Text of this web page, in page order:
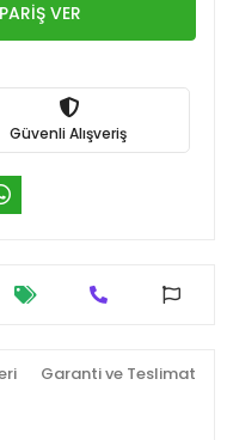
VER
Güvenli Alışveriş
Garanti ve Teslimat